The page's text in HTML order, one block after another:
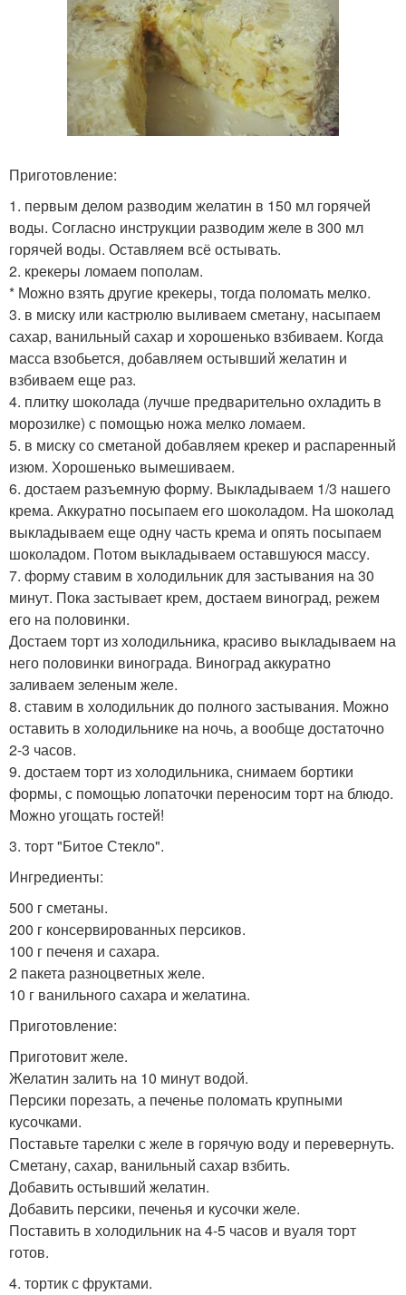
Приготовление:
1. первым делом разводим желатин в 150 мл горячей
воды. Согласно инструкции разводим желе в 300 мл
горячей воды. Оставляем всё остывать.
2. крекеры ломаем пополам.
* Можно взять другие крекеры, тогда поломать мелко.
3. в миску или кастрюлю выливаем сметану, насыпаем
сахар, ванильный сахар и хорошенько взбиваем. Когда
масса взобьется, добавляем остывший желатин и
взбиваем еще раз.
4. плитку шоколада (лучше предварительно охладить в
морозилке) с помощью ножа мелко ломаем.
5. в миску со сметаной добавляем крекер и распаренный
изюм. Хорошенько вымешиваем.
6. достаем разъемную форму. Выкладываем 1/3 нашего
крема. Аккуратно посыпаем его шоколадом. На шоколад
выкладываем еще одну часть крема и опять посыпаем
шоколадом. Потом выкладываем оставшуюся массу.
7. форму ставим в холодильник для застывания на 30
минут. Пока застывает крем, достаем виноград, режем
его на половинки.
Достаем торт из холодильника, красиво выкладываем на
него половинки винограда. Виноград аккуратно
заливаем зеленым желе.
8. ставим в холодильник до полного застывания. Можно
оставить в холодильнике на ночь, а вообще достаточно
2-3 часов.
9. достаем торт из холодильника, снимаем бортики
формы, с помощью лопаточки переносим торт на блюдо.
Можно угощать гостей!
3. торт "Битое Стекло".
Ингредиенты:
500 г сметаны.
200 г консервированных персиков.
100 г печеня и сахара.
2 пакета разноцветных желе.
10 г ванильного сахара и желатина.
Приготовление:
Приготовит желе.
Желатин залить на 10 минут водой.
Персики порезать, а печенье поломать крупными
кусочками.
Поставьте тарелки с желе в горячую воду и перевернуть.
Сметану, сахар, ванильный сахар взбить.
Добавить остывший желатин.
Добавить персики, печенья и кусочки желе.
Поставить в холодильник на 4-5 часов и вуаля торт
готов.
4. тортик с фруктами.